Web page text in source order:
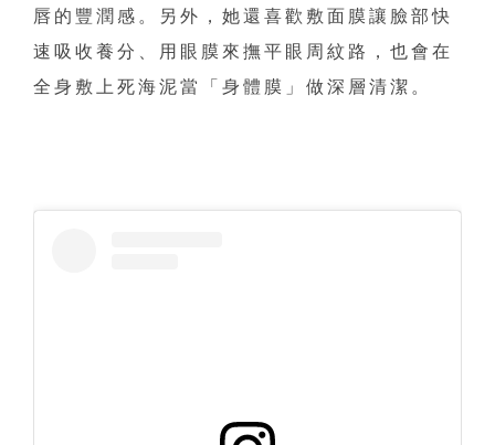
唇的豐潤感。另外，她還喜歡敷面膜讓臉部快
速吸收養分、用眼膜來撫平眼周紋路，也會在
全身敷上死海泥當「身體膜」做深層清潔。